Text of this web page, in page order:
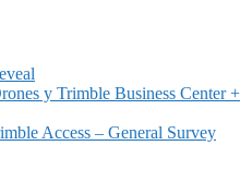
y Trimble Business Center +
Access – General Survey